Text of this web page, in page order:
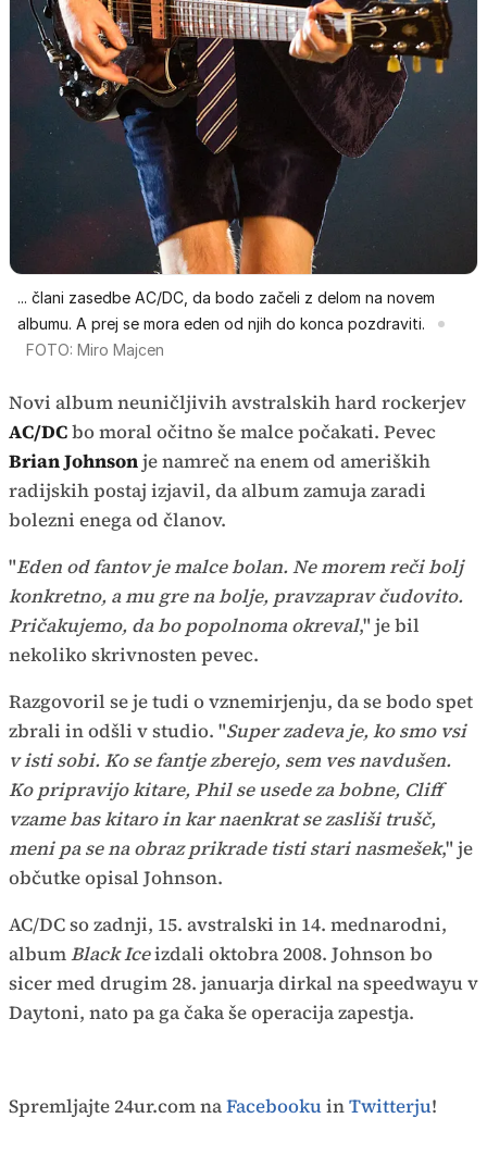
... člani zasedbe AC/DC, da bodo začeli z delom na novem
albumu. A prej se mora eden od njih do konca pozdraviti.
FOTO: Miro Majcen
Novi album neuničljivih avstralskih hard rockerjev
AC/DCbo moral očitno še malce počakati. Pevec
Brian Johnsonje namreč na enem od ameriških
radijskih postaj izjavil, da album zamuja zaradi
bolezni enega od članov.
"Eden od fantov je malce bolan. Ne morem reči bolj
konkretno, a mu gre na bolje, pravzaprav čudovito.
Pričakujemo, da bo popolnoma okreval," je bil
nekoliko skrivnosten pevec.
Razgovoril se je tudi o vznemirjenju, da se bodo spet
zbrali in odšli v studio. "Super zadeva je, ko smo vsi
v isti sobi. Ko se fantje zberejo, sem ves navdušen.
Ko pripravijo kitare, Phil se usede za bobne, Cliff
vzame bas kitaro in kar naenkrat se zasliši trušč,
meni pa se na obraz prikrade tisti stari nasmešek," je
občutke opisal Johnson.
AC/DC so zadnji, 15. avstralski in 14. mednarodni,
albumBlack Iceizdali oktobra 2008. Johnson bo
sicer med drugim 28. januarja dirkal na speedwayu v
Daytoni, nato pa ga čaka še operacija zapestja.
Spremljajte 24ur.com naFacebookuinTwitterju!